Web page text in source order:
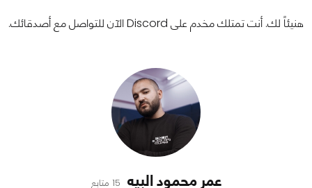
هنيئاً لك. أنت تمتلك مخدم على Discord الآن للتواصل مع أصدقائك.
عمر محمود البيه 15 متابع